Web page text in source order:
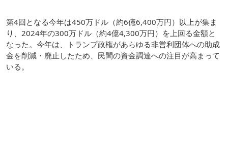
第4回となる今年は450万ドル（約6億6,400万円）以上が集ま
り、2024年の300万ドル（約4億4,300万円）を上回る金額と
なった。今年は、トランプ政権があらゆる非営利団体への助成
金を削減・廃止したため、民間の資金調達への注目が高まって
いる。